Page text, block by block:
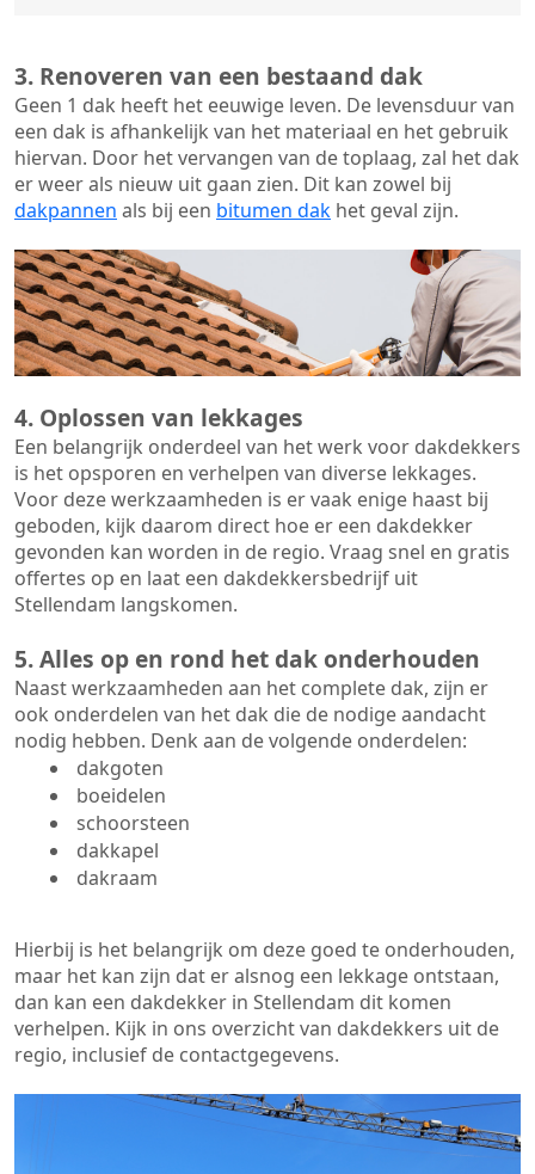
3. Renoveren van een bestaand dak
Geen 1 dak heeft het eeuwige leven. De levensduur van
een dak is afhankelijk van het materiaal en het gebruik
hiervan. Door het vervangen van de toplaag, zal het dak
er weer als nieuw uit gaan zien. Dit kan zowel bij
dakpannen als bij een bitumen dak het geval zijn.
4. Oplossen van lekkages
Een belangrijk onderdeel van het werk voor dakdekkers
is het opsporen en verhelpen van diverse lekkages.
Voor deze werkzaamheden is er vaak enige haast bij
geboden, kijk daarom direct hoe er een dakdekker
gevonden kan worden in de regio. Vraag snel en gratis
offertes op en laat een dakdekkersbedrijf uit
Stellendam langskomen.
5. Alles op en rond het dak onderhouden
Naast werkzaamheden aan het complete dak, zijn er
ook onderdelen van het dak die de nodige aandacht
nodig hebben. Denk aan de volgende onderdelen:
dakgoten
boeidelen
schoorsteen
dakkapel
dakraam
Hierbij is het belangrijk om deze goed te onderhouden,
maar het kan zijn dat er alsnog een lekkage ontstaan,
dan kan een dakdekker in Stellendam dit komen
verhelpen. Kijk in ons overzicht van dakdekkers uit de
regio, inclusief de contactgegevens.